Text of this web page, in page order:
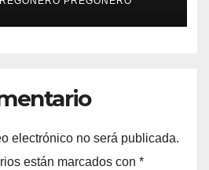
candidatos
electrónico no será publicada.
están marcados con *